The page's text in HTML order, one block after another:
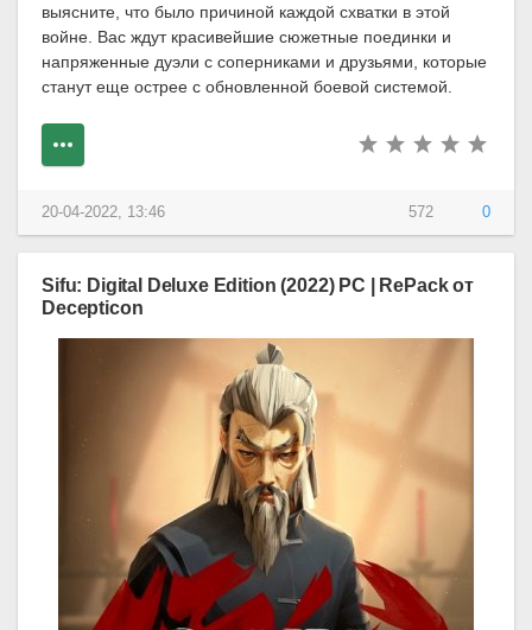
выясните, что было причиной каждой схватки в этой
войне. Вас ждут красивейшие сюжетные поединки и
напряженные дуэли с соперниками и друзьями, которые
станут еще острее с обновленной боевой системой.
572 0
20-04-2022, 13:46
Sifu: Digital Deluxe Edition (2022) PC | RePack от
Decepticon